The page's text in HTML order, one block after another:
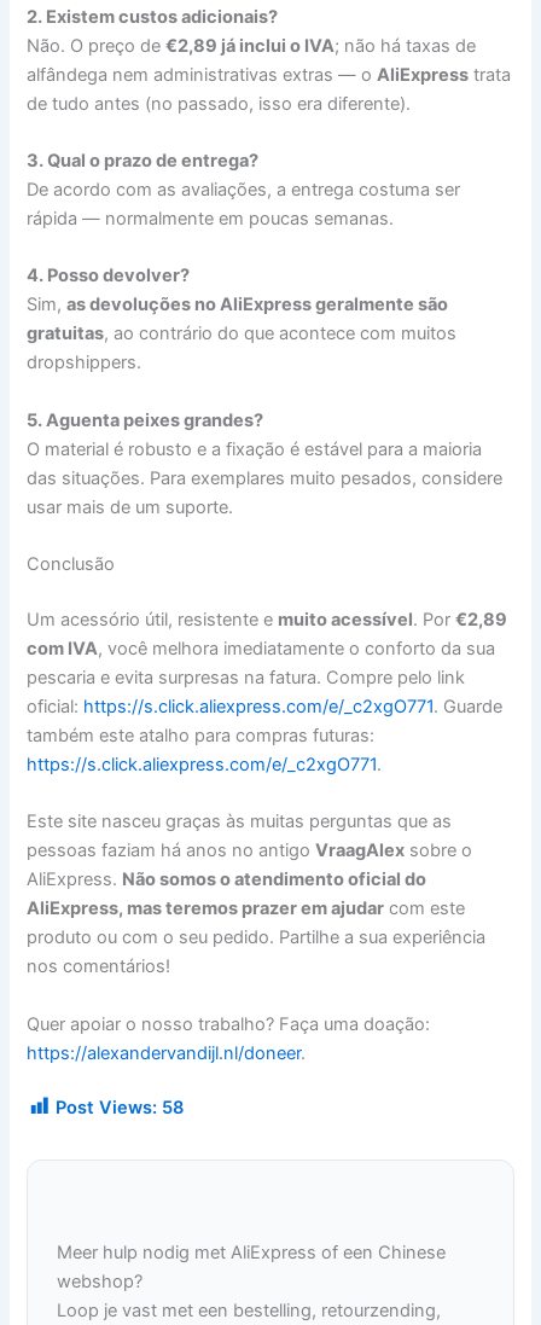
2. Existem custos adicionais?
Não. O preço de€2,89 já inclui o IVA; não há taxas de
alfândega nem administrativas extras — oAliExpress trata
de tudo antes (no passado, isso era diferente).
3. Qual o prazo de entrega?
De acordo com as avaliações, a entrega costuma ser
rápida — normalmente em poucas semanas.
4. Posso devolver?
Sim,as devoluções no AliExpress geralmente são
gratuitas, ao contrário do que acontece com muitos
dropshippers.
5. Aguenta peixes grandes?
O material é robusto e a fixação é estável para a maioria
das situações. Para exemplares muito pesados, considere
usar mais de um suporte.
Conclusão
Um acessório útil, resistente e muito acessível. Por€2,89
com IVA, você melhora imediatamente o conforto da sua
pescaria e evita surpresas na fatura. Compre pelo link
oficial: https://s.click.aliexpress.com/e/_c2xgO771. Guarde
também este atalho para compras futuras:
https://s.click.aliexpress.com/e/_c2xgO771.
Este site nasceu graças às muitas perguntas que as
pessoas faziam há anos no antigoVraagAlex sobre o
AliExpress. Não somos o atendimento oficial do
AliExpress, mas teremos prazer em ajudar com este
produto ou com o seu pedido. Partilhe a sua experiência
nos comentários!
Quer apoiar o nosso trabalho? Faça uma doação:
https://alexandervandijl.nl/doneer.
Post Views: 58
Meer hulp nodig met AliExpress of een Chinese
webshop?
Loop je vast met een bestelling, retourzending,